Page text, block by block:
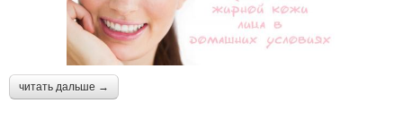
читать дальше →